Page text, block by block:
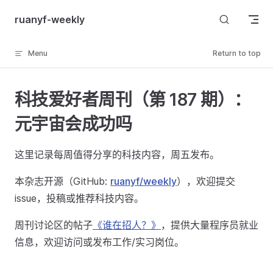
Skip to content
ruanyf-weekly
Menu Return to top
科技爱好者周刊（第 187 期）：
元宇宙会成功吗
这里记录每周值得分享的科技内容，周五发布。
本杂志开源（GitHub: ruanyf/weekly），欢迎提交
issue，投稿或推荐科技内容。
周刊讨论区的帖子 《谁在招人？》 ，提供大量程序员就业
信息，欢迎访问或发布工作/实习岗位。